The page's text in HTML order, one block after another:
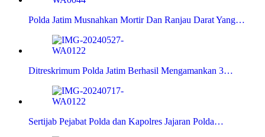
Polda Jatim Musnahkan Mortir Dan Ranjau Darat Yang…
Ditreskrimum Polda Jatim Berhasil Mengamankan 3…
Sertijab Pejabat Polda dan Kapolres Jajaran Polda…